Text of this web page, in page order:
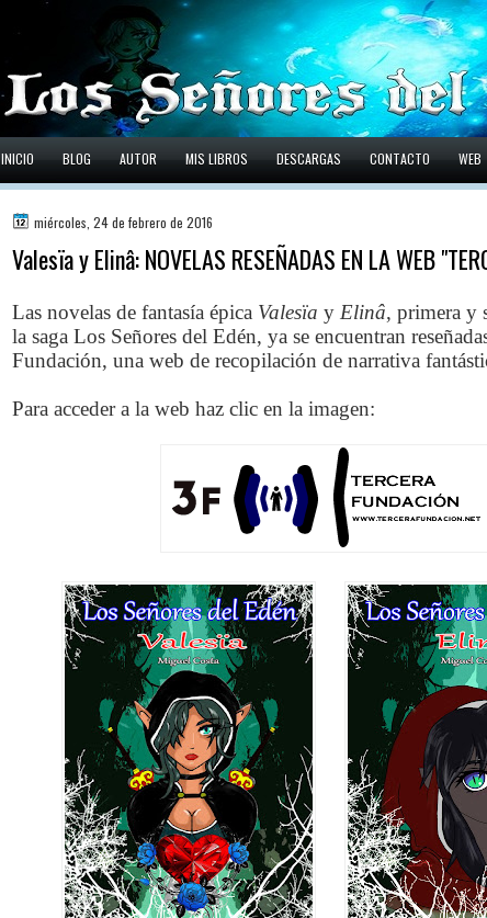
INICIO BLOG AUTOR MIS LIBROS DESCARGAS CONTACTO WEB
miércoles, 24 de febrero de 2016
Valesïa y Elinâ: NOVELAS RESEÑADAS EN LA WEB
Las novelas de fantasía épica Valesïa y Elinâ, primera y
la saga Los Señores del Edén, ya se encuentran
Fundación, una web de recopilación de narrativa
Para acceder a la web haz clic en la imagen: